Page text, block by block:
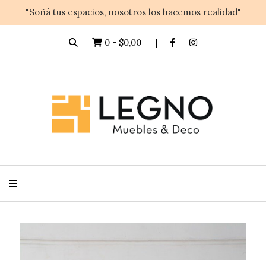
"Soñá tus espacios, nosotros los hacemos realidad"
0 - $0,00